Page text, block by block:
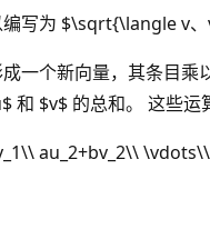
写为 $\sqrt{\langle v、
一个新向量，其条目乘
$v$ 的总和。 这些运
au_2+bv_2\\